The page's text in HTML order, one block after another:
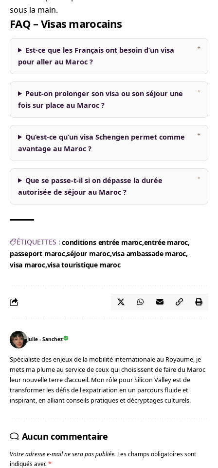
sous la main.
FAQ – Visas marocains
Est-ce que les Français ont besoin d’un visa
pour aller au Maroc ?
Peut-on prolonger son visa ou son séjour une
fois sur place au Maroc ?
Qu’est-ce qu’un visa Schengen permet comme
avantage au Maroc ?
Que se passe-t-il si on dépasse la durée
autorisée de séjour au Maroc ?
ÉTIQUETTES : conditions entrée maroc entrée maroc
passeport marocséjour maroc visa ambassade maroc
visa maroc visa touristique maroc
Julie - Sanchez
Spécialiste des enjeux de la mobilité internationale au Royaume, je
mets ma plume au service de ceux qui choisissent de faire du Maroc
leur nouvelle terre d’accueil. Mon rôle pour Silicon Valley est de
transformer les défis de l'expatriation en un parcours fluide et
inspirant, en alliant conseils pratiques et décryptages culturels.
Aucun commentaire
Votre adresse e-mail ne sera pas publiée. Les champs obligatoires sont
indiqués avec*